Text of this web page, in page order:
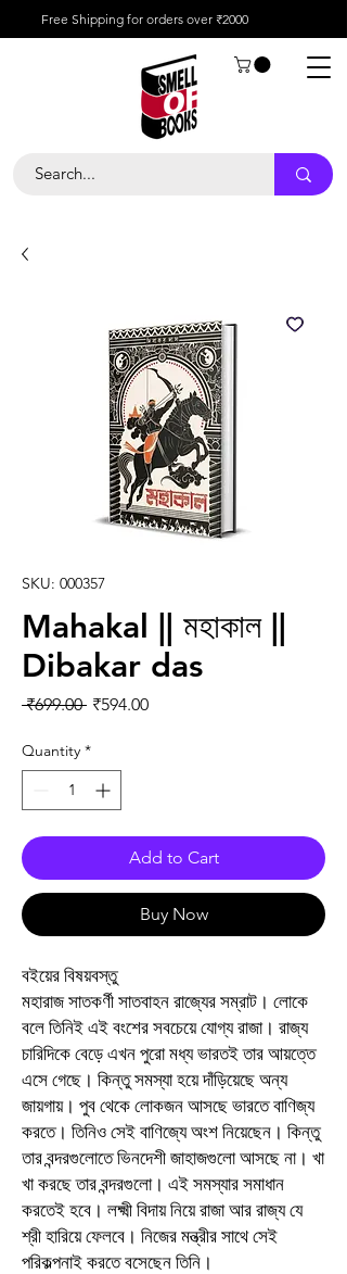
Free Shipping for orders over ₹2000
SKU: 000357
Mahakal || মহাকাল ||
Dibakar das
₹699.00 Regular Price
₹594.00Sale Price
Quantity *
Add to Cart
Buy Now
বইয়ের বিষয়বস্তু
মহারাজ সাতকর্ণী সাতবাহন রাজ্যের সম্রাট। লোকে
বলে তিনিই এই বংশের সবচেয়ে যোগ্য রাজা। রাজ্য
চারিদিকে বেড়ে এখন পুরো মধ্য ভারতই তার আয়ত্তে
এসে গেছে। কিন্তু সমস্যা হয়ে দাঁড়িয়েছে অন্য
জায়গায়। পুব থেকে লোকজন আসছে ভারতে বাণিজ্য
করতে। তিনিও সেই বাণিজ্যে অংশ নিয়েছেন। কিন্তু
তার বন্দরগুলোতে ভিনদেশী জাহাজগুলো আসছে না। খা
খা করছে তার বন্দরগুলো। এই সমস্যার সমাধান
করতেই হবে। লক্ষ্মী বিদায় নিয়ে রাজা আর রাজ্য যে
শ্রী হারিয়ে ফেলবে। নিজের মন্ত্রীর সাথে সেই
পরিকল্পনাই করতে বসেছেন তিনি।